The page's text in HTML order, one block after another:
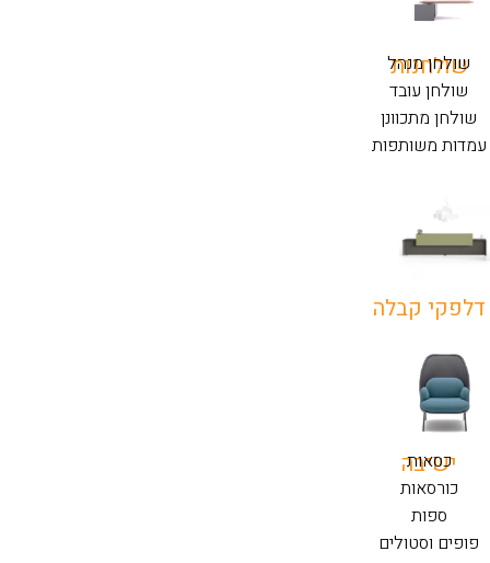
שולחנות
שולחן מנהל
שולחן עובד
שולחן מתכוונן
עמדות משותפות
דלפקי קבלה
ישיבה
כסאות
כורסאות
ספות
פופים וסטולים